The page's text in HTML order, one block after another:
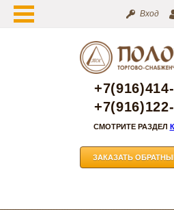
Вход
СМОТРИТЕ РАЗДЕЛ
ЗАКАЗАТЬ